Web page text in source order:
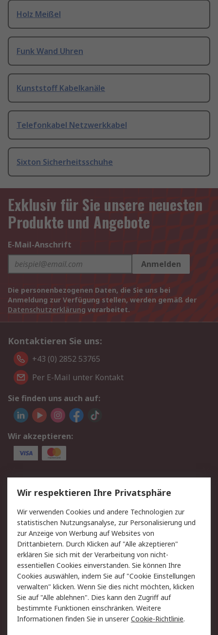
Holz Meißel
Funk Wand Uhren
Kunststoff Kabelkanäle
Telefonkabel Netzwerkkabel
Sixton Sicherheitsschuhe
Exklusiv für Sie unsere neuesten
Produkte und Angebote
E-Mail-Anschrift
Anmelden
Die personenbezogenen Daten, die Sie uns bei
Anmeldung zur Verfügung stellen, werden gemäß der
Datenschutzerklärung verarbeitet.
Kontaktieren Sie uns:
+43 (0) 2852 53765
Per E-Mail unter Kontakt
Sie finden uns auch auf:
Wir akzeptieren:
Service
Value Added Services
Lieferlösungen
Rücksendung/Entsorgung Kontakt
Hilfe
Rechtliches
RS Verkaufs- und
Lieferbedingungen
Datenschutz
Cookie-Richtlinie
Zahlungsbedingungen
Impressum
Webseite Konditionen
Wir respektieren Ihre Privatsphäre
Wir verwenden Cookies und andere Technologien zur
statistischen Nutzungsanalyse, zur Personalisierung und
zur Anzeige von Werbung auf Websites von
Drittanbietern. Durch Klicken auf "Alle akzeptieren"
erklären Sie sich mit der Verarbeitung von nicht-
essentiellen Cookies einverstanden. Sie können Ihre
Cookies auswählen, indem Sie auf "Cookie Einstellungen
verwalten" klicken. Wenn Sie dies nicht möchten, klicken
Sie auf "Alle ablehnen". Dies kann den Zugriff auf
bestimmte Funktionen einschränken. Weitere
Informationen finden Sie in unsererCookie-Richtlinie.